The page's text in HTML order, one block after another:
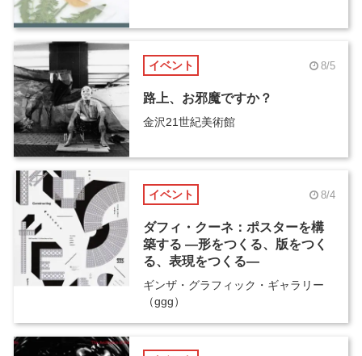
イベント 8/5
路上、お邪魔ですか？
金沢21世紀美術館
イベント 8/4
ダフィ・クーネ：ポスターを構
築する ―形をつくる、版をつく
る、表現をつくる―
ギンザ・グラフィック・ギャラリー
（ggg）